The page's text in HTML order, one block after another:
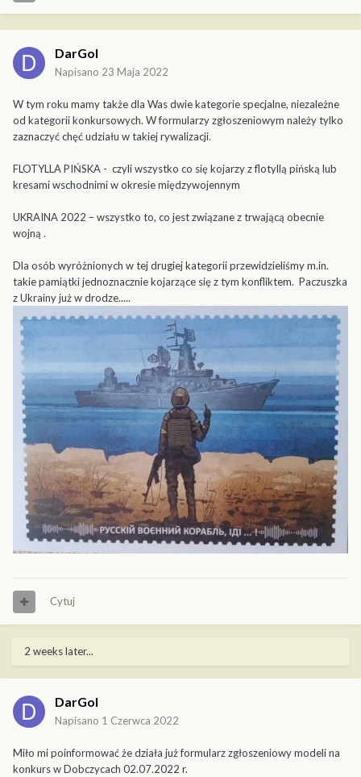
konkursem.
2. Sędzia Główny powołuje komisje sędziowskie do oceny
sędziowskich.
3. Sędzia Główny nie bierze udziału w ocenie modeli.
4. Sędzia Główny i członkowie komisji sędziowskich nie biorą
5. Zgłoszone do konkursu modele oceniają ww. komisje wg.
zasady podoba się - nie podoba się. Decyzja komisji sędziowskiej
6. Organizatorzy planują przyznanie trzech wyróżnień w każdej
klasie (poza kategoriami specjalnymi) . W przypadku wysokiego
zwiększona. Analogicznie, w przypadku niskiego poziomu
wykonania ilość wyróżnień może być decyzją Organizatorów
zmniejszona. O ilości wyróżnień w danej klasie decyduje Sędzia
Główny oraz Organizatorzy.
7. Dla zwycięzców poszczególnych kategorii organizatorzy
przewidują nagrody rzeczowe. W miarę możliwości nagrody
rzeczowe przewiduje się także dla pozostałych wyróżnionych.
8. Organizatorzy przewidują nagrody specjalne.
Więcej informacji publikowanych będzie na stronie wydarzenia:
Konkurs modelarski im. Bogumiła Nowotnego | Facebook
DarGol
Napisano 23 Maja 2022
W tym roku mamy także dla Was dwie kategorie specjalne, niezależne
od kategorii konkursowych. W formularzy zgłoszeniowym należy tylko
zaznaczyć chęć udziału w takiej rywalizacji.
FLOTYLLA PIŃSKA - czyli wszystko co się kojarzy z flotyllą pińską lub
kresami wschodnimi w okresie międzywojennym
UKRAINA 2022 – wszystko to, co jest związane z trwającą obecnie
wojną .
Dla osób wyróżnionych w tej drugiej kategorii przewidzieliśmy m.in.
takie pamiątki jednoznacznie kojarzące się z tym konfliktem. Paczuszka
z Ukrainy już w drodze.....
Cytuj
2 weeks later...
DarGol
Napisano 1 Czerwca 2022
Miło mi poinformować że działa już formularz zgłoszeniowy modeli na
konkurs w Dobczycach 02.07.2022 r.